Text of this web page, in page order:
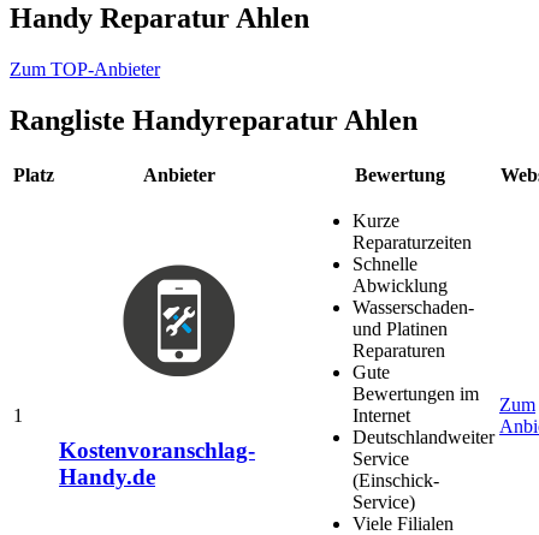
Handy Reparatur Ahlen
Zum TOP-Anbieter
Rangliste Handyreparatur Ahlen
Platz Anbieter Bewertung
1
Kostenvoranschlag-
Handy.de
Kurze
Reparaturzeiten
Schnelle
Abwicklung
Wasserschaden-
und Platinen
Reparaturen
Gute
Bewertungen im
Internet
Deutschlandweiter
Service
(Einschick-
Service)
Viele Filialen
Zum